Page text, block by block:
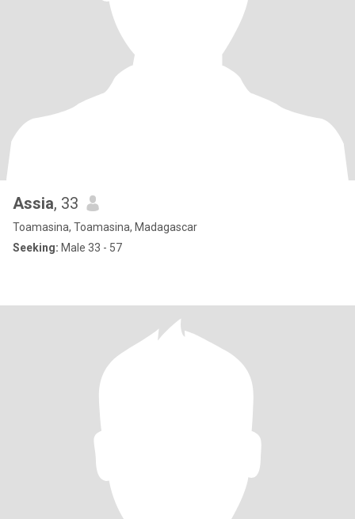
Assia, 33
Toamasina, Toamasina, Madagascar
Seeking: Male 33 - 57